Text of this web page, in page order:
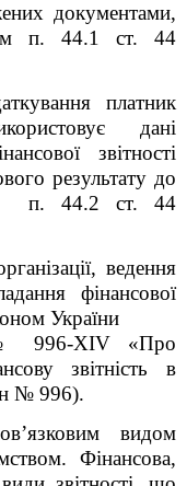
документами,
п. 44.1 ст. 44
платник
дані
звітності
результату до
п. 44.2 ст. 44
ведення
фінансової
України
996-XIV «Про
звітність в
№ 996).
видом
Фінансова,